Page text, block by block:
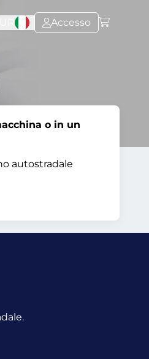
Accesso
o in un
autostradale